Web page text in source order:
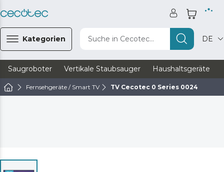
Kategorien Suche in Cecotec... DE
Saugroboter Vertikale Staubsauger Haushaltsgeräte
Fernsehgeräte / Smart TV TV Cecotec 0 Series 0024